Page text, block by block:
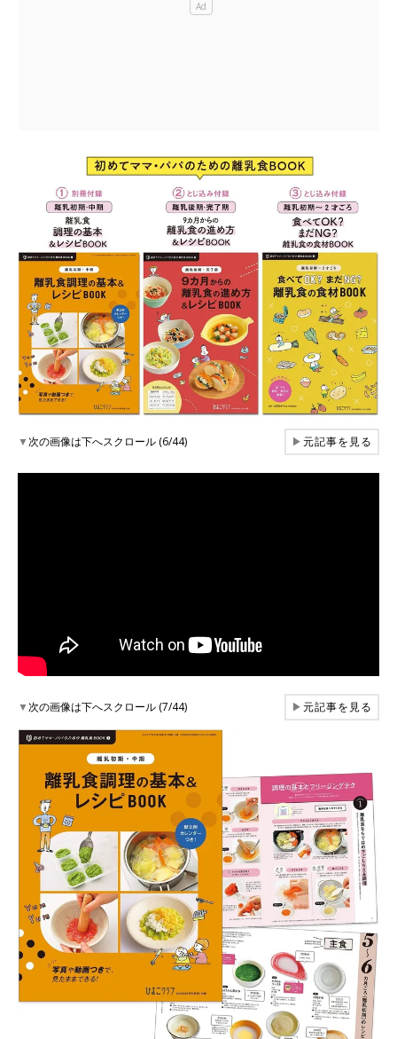
▼次の画像は下へスクロール (6/44) ▶元記事を見る
▼次の画像は下へスクロール (7/44) ▶元記事を見る